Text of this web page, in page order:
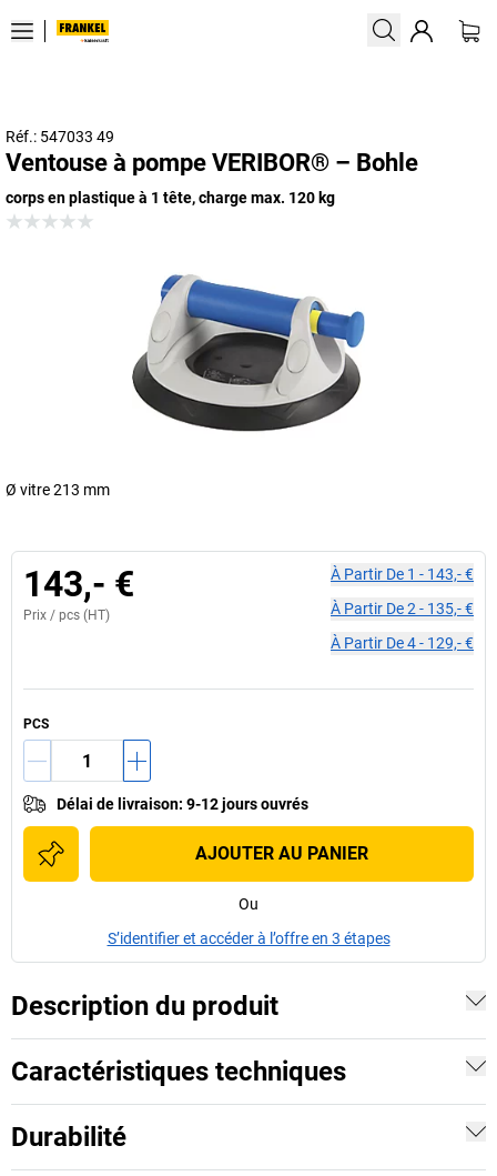
Réf.: 547033 49
Ventouse à pompe VERIBOR® – Bohle
corps en plastique à 1 tête, charge max. 120 kg
Ø vitre 213 mm
143,- €
Prix / pcs (HT)
À Partir De 1 - 143,- €
À Partir De2 - 135,- €
À Partir De4- 129,- €
PCS
Délai de livraison: 9-12 jours ouvrés
AJOUTER AU PANIER
Ou
S’identifier et accéder à l’offre en 3 étapes
Description du produit
Caractéristiques techniques
Durabilité